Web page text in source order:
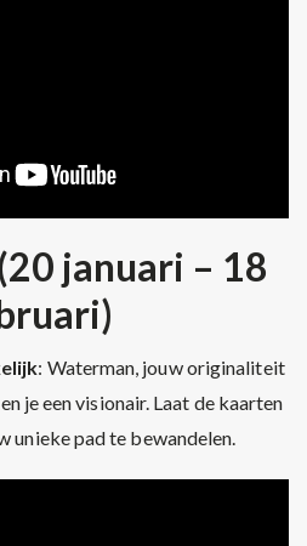
januari – 18
: Waterman, jouw originaliteit
je een visionair. Laat de kaarten
unieke pad te bewandelen.